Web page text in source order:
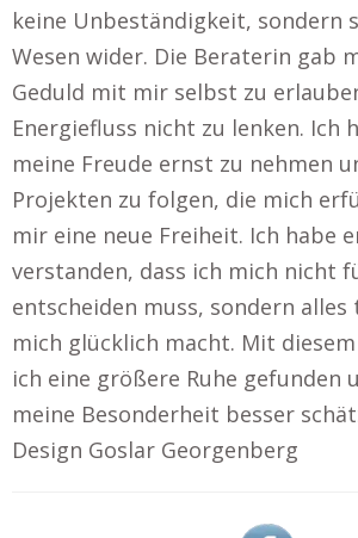
keine Unbeständigkeit, sondern
Wesen wider. Die Beraterin gab
Geduld mit mir selbst zu
Energiefluss nicht zu lenken. Ich
meine Freude ernst zu nehmen
Projekten zu folgen, die mich
mir eine neue Freiheit. Ich habe
verstanden, dass ich mich nicht
entscheiden muss, sondern alles
mich glücklich macht. Mit
ich eine größere Ruhe gefunden
meine Besonderheit besser
Design Goslar Georgenberg